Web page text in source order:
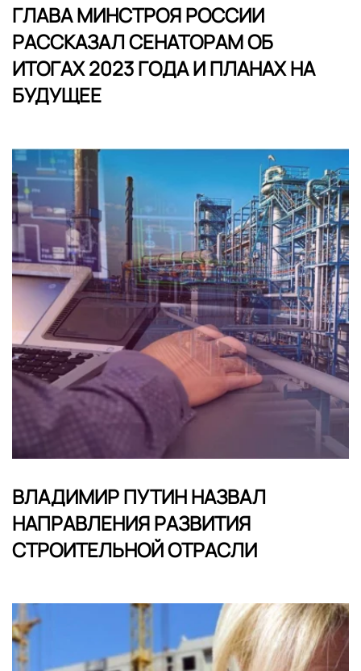
ГЛАВА МИНСТРОЯ РОССИИ
РАССКАЗАЛ СЕНАТОРАМ ОБ
ИТОГАХ 2023 ГОДА И ПЛАНАХ НА
БУДУЩЕЕ
ВЛАДИМИР ПУТИН НАЗВАЛ
НАПРАВЛЕНИЯ РАЗВИТИЯ
СТРОИТЕЛЬНОЙ ОТРАСЛИ